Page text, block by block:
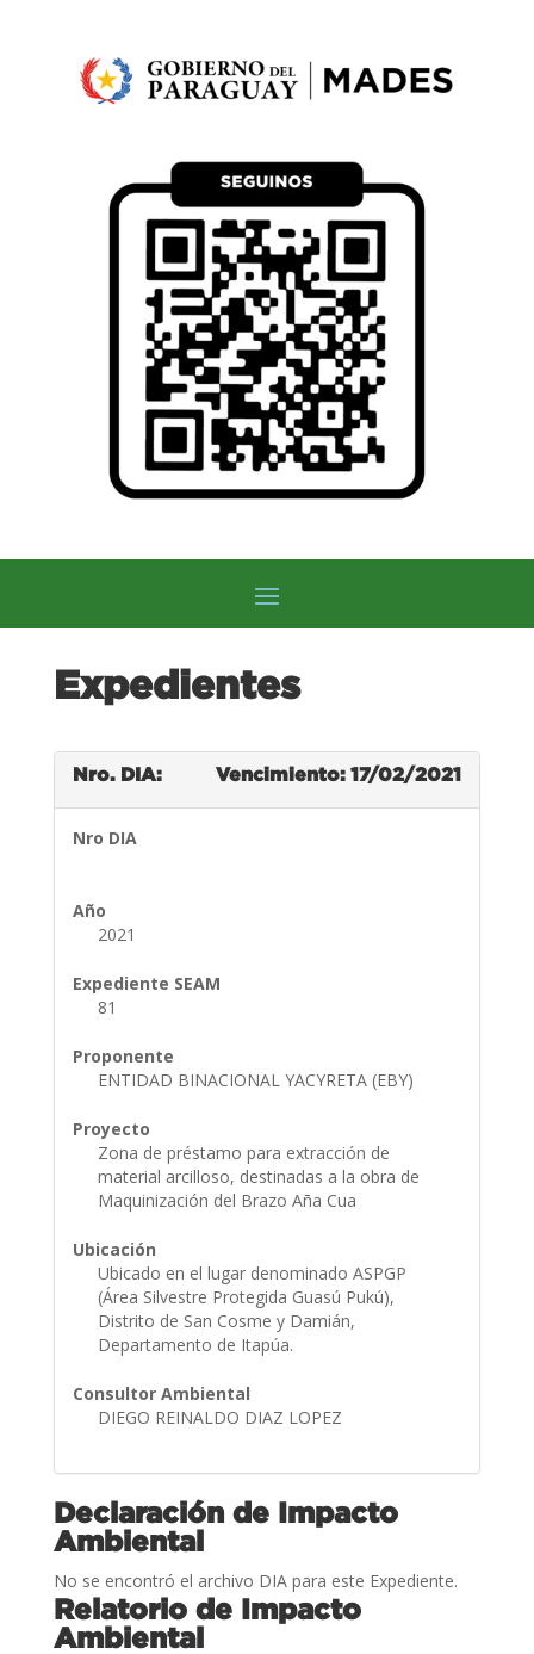
Expedientes
Nro. DIA: Vencimiento: 17/02/2021
Nro DIA
Año
2021
Expediente SEAM
81
Proponente
ENTIDAD BINACIONAL YACYRETA (EBY)
Proyecto
Zona de préstamo para extracción de
material arcilloso, destinadas a la obra de
Maquinización del Brazo Aña Cua
Ubicación
Ubicado en el lugar denominado ASPGP
(Área Silvestre Protegida Guasú Pukú),
Distrito de San Cosme y Damián,
Departamento de Itapúa.
Consultor Ambiental
DIEGO REINALDO DIAZ LOPEZ
Declaración de Impacto
Ambiental
No se encontró el archivo DIA para este Expediente.
Relatorio de Impacto
Ambiental